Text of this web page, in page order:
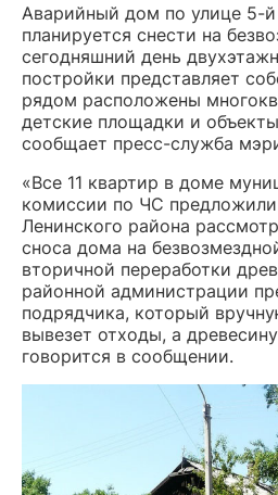
Аварийный дом по улице 5-
планируется снести на
сегодняшний день
постройки представляет
рядом расположены
детские площадки и
сообщает пресс-служба
«Все 11 квартир в доме
комиссии по ЧС
Ленинского района
сноса дома на
вторичной переработки
районной администрации
подрядчика, который
вывезет отходы, а
говорится в сообщении.